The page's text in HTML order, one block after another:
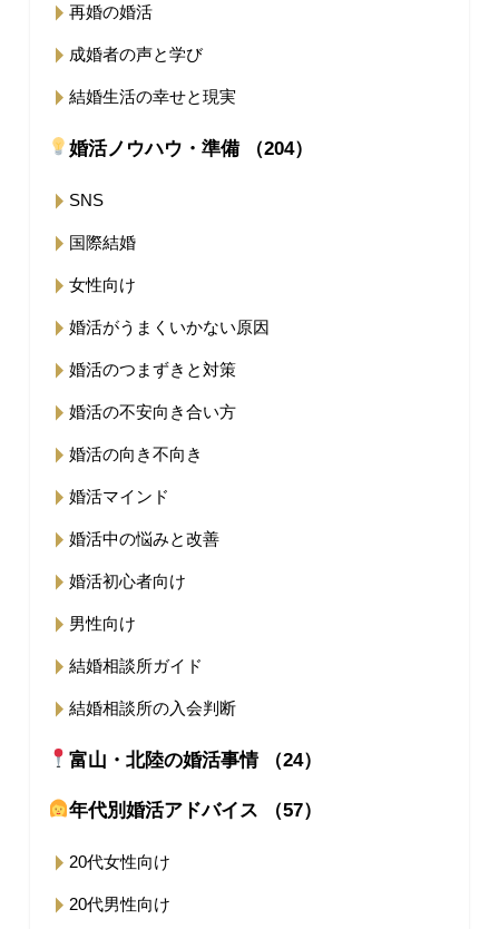
再婚の婚活
成婚者の声と学び
結婚生活の幸せと現実
婚活ノウハウ・準備 （204）
SNS
国際結婚
女性向け
婚活がうまくいかない原因
婚活のつまずきと対策
婚活の不安向き合い方
婚活の向き不向き
婚活マインド
婚活中の悩みと改善
婚活初心者向け
男性向け
結婚相談所ガイド
結婚相談所の入会判断
富山・北陸の婚活事情 （24）
年代別婚活アドバイス （57）
20代女性向け
20代男性向け